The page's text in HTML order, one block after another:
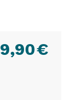
€
9,90